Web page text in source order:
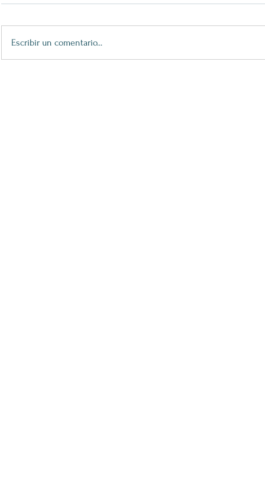
Escribir un comentario...